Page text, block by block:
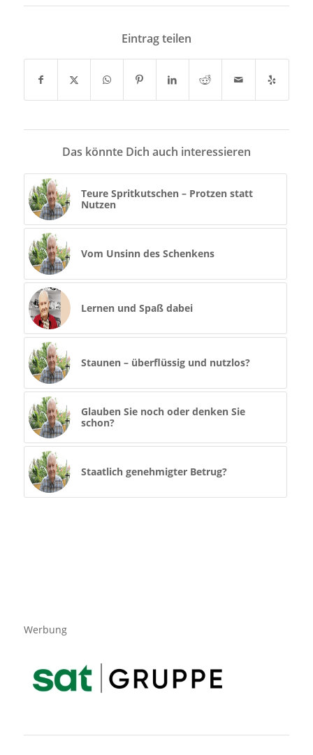
Eintrag teilen
Das könnte Dich auch interessieren
Teure Spritkutschen – Protzen statt
Nutzen
Vom Unsinn des Schenkens
Lernen und Spaß dabei
Staunen – überflüssig und nutzlos?
Glauben Sie noch oder denken Sie
schon?
Staatlich genehmigter Betrug?
Werbung